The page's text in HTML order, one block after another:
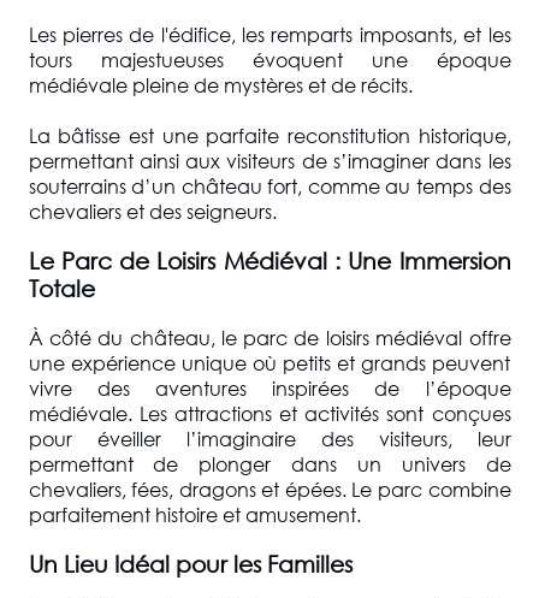
Les pierres de l'édifice, les remparts imposants, et les
tours majestueuses évoquent une époque
médiévale pleine de mystères et de récits.
La bâtisse est une parfaite reconstitution historique,
permettant ainsi aux visiteurs de s’imaginer dans les
souterrains d’un château fort, comme au temps des
chevaliers et des seigneurs.
Le Parc de Loisirs Médiéval : Une Immersion
Totale
À côté du château, le parc de loisirs médiéval offre
une expérience unique où petits et grands peuvent
vivre des aventures inspirées de l’époque
médiévale. Les attractions et activités sont conçues
pour éveiller l’imaginaire des visiteurs, leur
permettant de plonger dans un univers de
chevaliers, fées, dragons et épées. Le parc combine
parfaitement histoire et amusement.
Un Lieu Idéal pour les Familles